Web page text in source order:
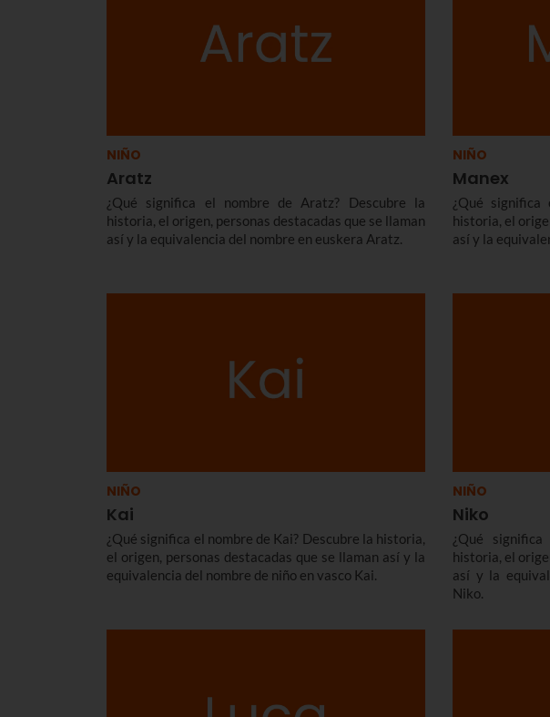
NIÑO
Aratz
¿Qué significa el nombre de Aratz? Descubre la
historia, el origen, personas destacadas que se llaman
así y la equivalencia del nombre en euskera Aratz.
NIÑO
Manex
¿Qué significa
historia, el
así y la
NIÑO
Kai
¿Qué significa el nombre de Kai? Descubre la historia,
el origen, personas destacadas que se llaman así y la
equivalencia del nombre de niño en vasco Kai.
NIÑO
Niko
¿Qué
historia, el
así y la
Niko.